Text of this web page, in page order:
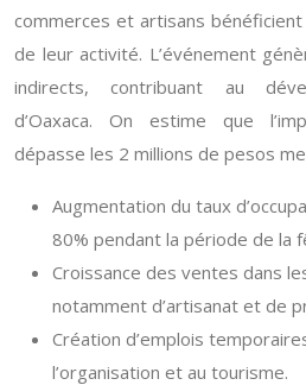
commerces et artisans
de leur activité. L’événement
indirects, contribuant au
d’Oaxaca. On estime que
dépasse les 2 millions de pesos
Augmentation du taux
80% pendant la période de la
Croissance des ventes dans
notamment d’artisanat et de
Création d’emplois
l’organisation et au tourisme.